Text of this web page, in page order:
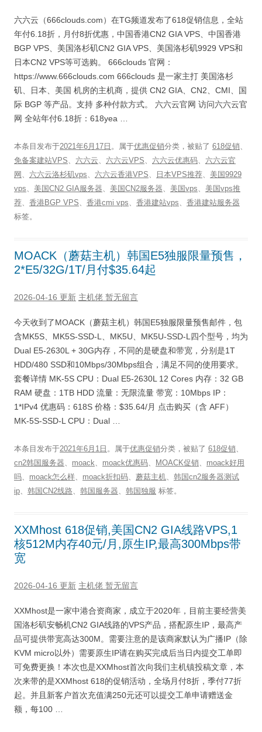
六六云（666clouds.com）在TG频道发布了618促销信息，全站
年付6.18折，月付8折优惠，中国香港CN2 GIA VPS、中国香港
BGP VPS、美国洛杉矶CN2 GIA VPS、美国洛杉矶9929 VPS和
日本CN2 VPS等可选购。 666clouds 官网：
https://www.666clouds.com 666clouds 是一家主打 美国洛杉
矶、日本、美国 机房的主机商，提供 CN2 GIA、CN2、CMI、国
际 BGP 等产品。支持 多种付款方式。 六六云官网 访问六六云官
网 全站年付6.18折：618yea …
本条目发布于2021年6月17日 。属于优惠促销分类，被贴了 618促销、
免备案建站VPS、 六六云、 六六云VPS、 六六云优惠码、 六六云官
网 、 六六云洛杉矶vps、 六六云香港VPS、 日本VPS推荐、 美国9929
vps、 美国CN2 GIA服务器、 美国CN2服务器、 美国vps、 美国vps推
荐、 香港BGP VPS、 香港cmi vps、 香港建站vps、 香港建站服务器
标签。
MOACK（蘑菇主机）韩国E5独服限量预售，
2*E5/32G/1T/月付$35.64起
2026-04-16 更新 主机佬 暂无留言
今天收到了MOACK（蘑菇主机）韩国E5独服限量预售邮件，包
含MK5S、MK5S-SSD-L、MK5U、MK5U-SSD-L四个型号，均为
Dual E5-2630L + 30G内存，不同的是硬盘和带宽，分别是1T
HDD/480 SSD和10Mbps/30Mbps组合，满足不同的使用要求。
套餐详情 MK-5S CPU：Dual E5-2630L 12 Cores 内存：32 GB
RAM 硬盘：1TB HDD 流量：无限流量 带宽：10Mbps IP：
1*IPv4 优惠码：618S 价格：$35.64/月 点击购买（含 AFF）
MK-5S-SSD-L CPU：Dual …
本条目发布于2021年6月1日 。属于优惠促销分类，被贴了 618促销、
cn2韩国服务器、 moack、 moack优惠码、 MOACK促销、 moack好用
吗、 moack怎么样、 moack折扣码、 蘑菇主机、 韩国cn2服务器测试
ip、 韩国CN2线路、 韩国服务器、 韩国独服 标签。
XXMhost 618促销,美国CN2 GIA线路VPS,1
核512M内存40元/月,原生IP,最高300Mbps带
宽
2026-04-16 更新 主机佬 暂无留言
XXMhost是一家中港合资商家，成立于2020年，目前主要经营美
国洛杉矶安畅机CN2 GIA线路的VPS产品，搭配原生IP，最高产
品可提供带宽高达300M。需要注意的是该商家默认为广播IP（除
KVM micro以外）需要原生IP请在购买完成后当日内提交工单即
可免费更换！本次也是XXMhost首次向我们主机镇投稿文章，本
次来带的是XXMhost 618的促销活动，全场月付8折，季付77折
起。并且新客户首次充值满250元还可以提交工单申请赠送金
额，每100 …